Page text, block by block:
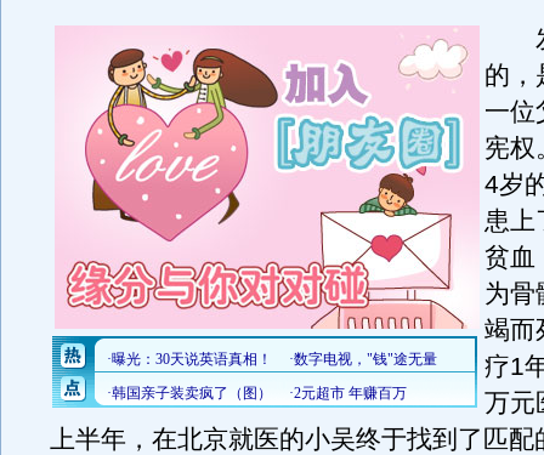
发
的，
一位
宪权
4岁
患上
贫血
为骨
竭而
疗1
万元
上半年，在北京就医的小吴终于找到了匹配